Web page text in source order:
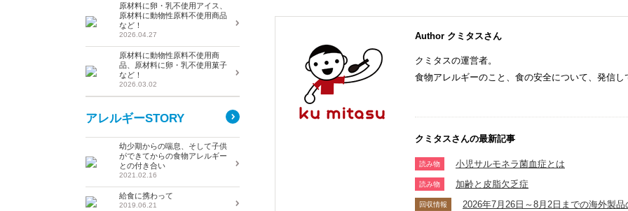
Author クミタスさん
クミタスの運営者。
食物アレルギーのこと、食の安全について、発信し
クミタスさんの最新記事
読み物 小児サルモネラ菌血症とは
読み物 加齢と皮脂欠乏症
回収情報 2026年7月26日～8月2日までの海外製
原材料に卵・乳不使用アイス、
原材料に動物性原料不使用商品
など！
2026.04.27
原材料に動物性原料不使用商
品、原材料に卵・乳不使用菓子
など！
2026.03.02
アレルギーSTORY
幼少期からの喘息、そして子供
ができてからの食物アレルギー
との付き合い
2021.02.16
給食に携わって
2019.06.21